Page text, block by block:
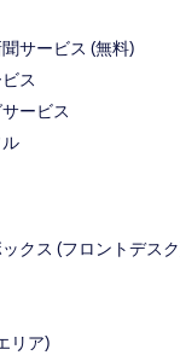
サービス (無料)
ス
ービス
クス (フロントデス
リア)